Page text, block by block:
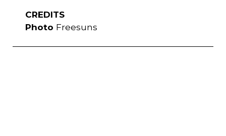
CREDITS
Photo Freesuns